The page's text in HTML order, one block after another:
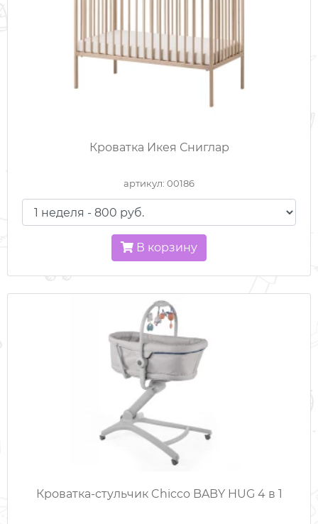
Кроватка Икея Сниглар
артикул: 00186
В корзину
Кроватка-стульчик Chicco BABY HUG 4 в 1